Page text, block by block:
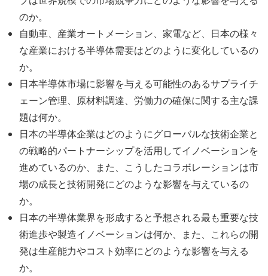
のか。
自動車、産業オートメーション、家電など、日本の様々
な産業における半導体需要はどのように変化しているの
か。
日本半導体市場に影響を与える可能性のあるサプライチ
ェーン管理、原材料調達、労働力の確保に関する主な課
題は何か。
日本の半導体企業はどのようにグローバルな技術企業と
の戦略的パートナーシップを活用してイノベーションを
進めているのか、また、こうしたコラボレーションは市
場の成長と技術開発にどのような影響を与えているの
か。
日本の半導体業界を形成すると予想される最も重要な技
術進歩や製造イノベーションは何か、また、これらの開
発は生産能力やコスト効率にどのような影響を与える
か。